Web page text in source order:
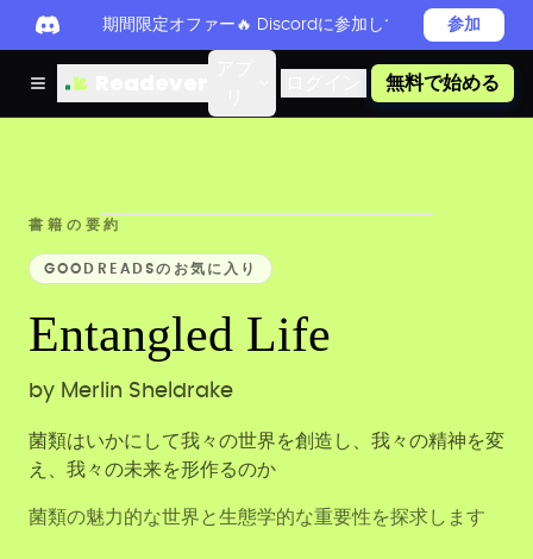
期間限定オファー🔥 Discordに参加してReadever PRO
参加
無料で始める
書籍の要約
GOODREADSのお気に入り
Entangled Life
by Merlin Sheldrake
菌類はいかにして我々の世界を創造し、我々の精神を変
え、我々の未来を形作るのか
菌類の魅力的な世界と生態学的な重要性を探求します